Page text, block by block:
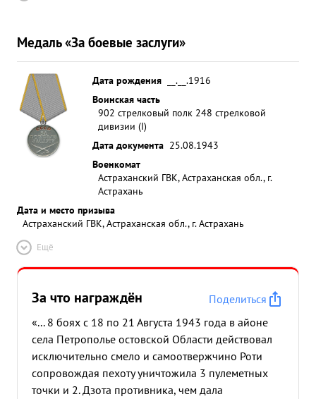
Медаль «За боевые заслуги»
Дата рождения
__.__.1916
Воинская часть
902 стрелковый полк 248 стрелковой
дивизии (I)
Дата документа 25.08.1943
Военкомат
Астраханский ГВК, Астраханская обл., г.
Астрахань
Дата и место призыва
Астраханский ГВК, Астраханская обл., г. Астрахань
Ещё
За что награждён
Поделиться
«... 8 боях с 18 по 21 Августа 1943 года в айоне
села Петрополье остовской Области действовал
исключительно смело и самоотвержчино Роти
сопровождая пехоту уничтожила 3 пулеметных
точки и 2. Дзота противника, чем дала